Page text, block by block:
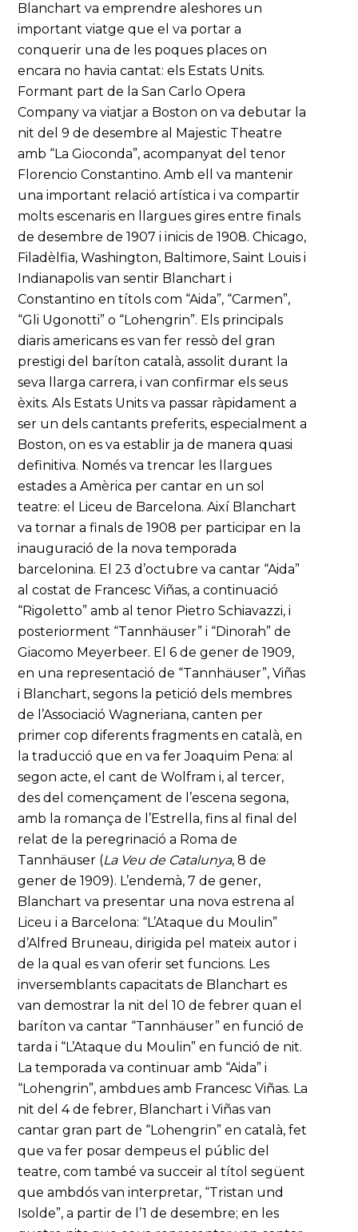
Blanchart va emprendre aleshores un
important viatge que el va portar a
conquerir una de les poques places on
encara no havia cantat: els Estats Units.
Formant part de la San Carlo Opera
Company va viatjar a Boston on va debutar la
nit del 9 de desembre al Majestic Theatre
amb “La Gioconda”, acompanyat del tenor
Florencio Constantino. Amb ell va mantenir
una important relació artística i va compartir
molts escenaris en llargues gires entre finals
de desembre de 1907 i inicis de 1908. Chicago,
Filadèlfia, Washington, Baltimore, Saint Louis i
Indianapolis van sentir Blanchart i
Constantino en títols com “Aida”, “Carmen”,
“Gli Ugonotti” o “Lohengrin”. Els principals
diaris americans es van fer ressò del gran
prestigi del baríton català, assolit durant la
seva llarga carrera, i van confirmar els seus
èxits. Als Estats Units va passar ràpidament a
ser un dels cantants preferits, especialment a
Boston, on es va establir ja de manera quasi
definitiva. Només va trencar les llargues
estades a Amèrica per cantar en un sol
teatre: el Liceu de Barcelona. Així Blanchart
va tornar a finals de 1908 per participar en la
inauguració de la nova temporada
barcelonina. El 23 d’octubre va cantar “Aida”
al costat de Francesc Viñas, a continuació
“Rigoletto” amb al tenor Pietro Schiavazzi, i
posteriorment “Tannhäuser” i “Dinorah” de
Giacomo Meyerbeer. El 6 de gener de 1909,
en una representació de “Tannhäuser”, Viñas
i Blanchart, segons la petició dels membres
de l’Associació Wagneriana, canten per
primer cop diferents fragments en català, en
la traducció que en va fer Joaquim Pena: al
segon acte, el cant de Wolfram i, al tercer,
des del començament de l’escena segona,
amb la romança de l’Estrella, fins al final del
relat de la peregrinació a Roma de
Tannhäuser (La Veu de Catalunya, 8 de
gener de 1909). L’endemà, 7 de gener,
Blanchart va presentar una nova estrena al
Liceu i a Barcelona: “L’Ataque du Moulin”
d’Alfred Bruneau, dirigida pel mateix autor i
de la qual es van oferir set funcions. Les
inversemblants capacitats de Blanchart es
van demostrar la nit del 10 de febrer quan el
baríton va cantar “Tannhäuser” en funció de
tarda i “L’Ataque du Moulin” en funció de nit.
La temporada va continuar amb “Aida” i
“Lohengrin”, ambdues amb Francesc Viñas. La
nit del 4 de febrer, Blanchart i Viñas van
cantar gran part de “Lohengrin” en català, fet
que va fer posar dempeus el públic del
teatre, com també va succeir al títol següent
que ambdós van interpretar, “Tristan und
Isolde”, a partir de l’1 de desembre; en les